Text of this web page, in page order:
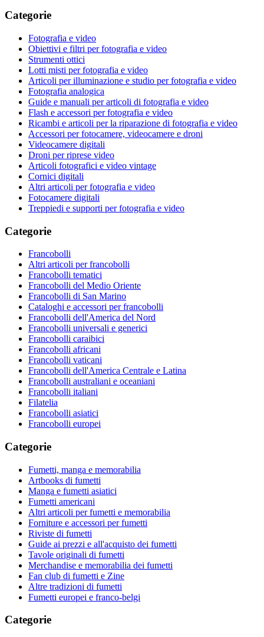
Categorie
Fotografia e video
Obiettivi e filtri per fotografia e video
Strumenti ottici
Lotti misti per fotografia e video
Articoli per illuminazione e studio per fotografia e video
Fotografia analogica
Guide e manuali per articoli di fotografia e video
Flash e accessori per fotografia e video
Ricambi e articoli per la riparazione di fotografia e video
Accessori per fotocamere, videocamere e droni
Videocamere digitali
Droni per riprese video
Articoli fotografici e video vintage
Cornici digitali
Altri articoli per fotografia e video
Fotocamere digitali
Treppiedi e supporti per fotografia e video
Categorie
Francobolli
Altri articoli per francobolli
Francobolli tematici
Francobolli del Medio Oriente
Francobolli di San Marino
Cataloghi e accessori per francobolli
Francobolli dell'America del Nord
Francobolli universali e generici
Francobolli caraibici
Francobolli africani
Francobolli vaticani
Francobolli dell'America Centrale e Latina
Francobolli australiani e oceaniani
Francobolli italiani
Filatelia
Francobolli asiatici
Francobolli europei
Categorie
Fumetti, manga e memorabilia
Artbooks di fumetti
Manga e fumetti asiatici
Fumetti americani
Altri articoli per fumetti e memorabilia
Forniture e accessori per fumetti
Riviste di fumetti
Guide ai prezzi e all'acquisto dei fumetti
Tavole originali di fumetti
Merchandise e memorabilia dei fumetti
Fan club di fumetti e Zine
Altre tradizioni di fumetti
Fumetti europei e franco-belgi
Categorie